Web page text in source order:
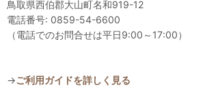
鳥取県西伯郡大山町名和919-12
電話番号: 0859-54-6600
（電話でのお問合せは平日9:00～17:00）
→ご利用ガイドを詳しく見る